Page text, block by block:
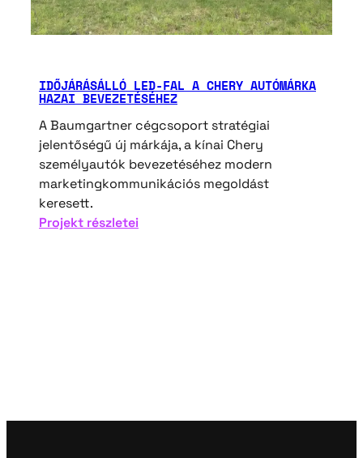
IDŐJÁRÁSÁLLÓ ​LED-FAL A CHERY AUTÓMÁRKA
HAZAI BEVEZETÉSÉHEZ
A Baumgartner cégcsoport stratégiai
jelentőségű új márkája, a kínai Chery
személyautók bevezetéséhez modern
marketingkommunikációs megoldást
keresett.
Projekt részletei: